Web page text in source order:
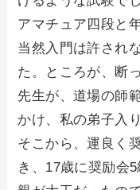
アマチュア四段と
当然入門は許され
た。ところが、断
先生が、道場の師
かけ、私の弟子入
そこから、運良く
き、17歳に奨励会